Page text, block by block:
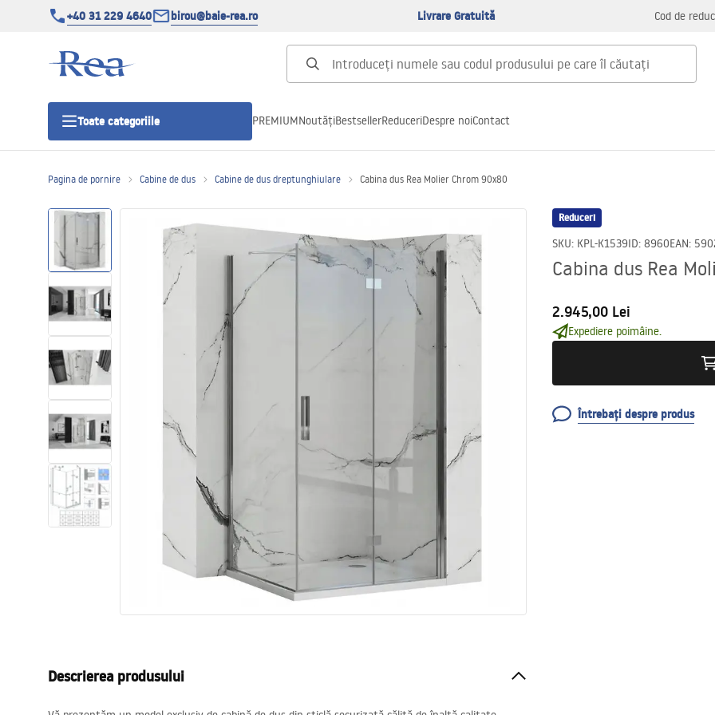
+40 31 229 4640 birou@baie-rea.ro Livrare Gratuită Cod de
Toate categoriile
Usi pentru cabine de dus
Cadite de dus
Rigole Liniare
Vase WC si Bideuri
Lavoare
Cazi cu paravane
Baterii sanitare
PREMIUMNoutățiBestsellerReduceriDespre noiContact
Pagina de pornire Cabine de dus Cabine de dus dreptunghiulare Cabina dus Rea Molier Chrom 90x80
Reduceri
SKU: KPL-K1539ID: 8960EAN:
Cabina dus Rea
2.945,00 Lei
Expediere poimâine.
Întrebați despre produs
Descrierea produsului